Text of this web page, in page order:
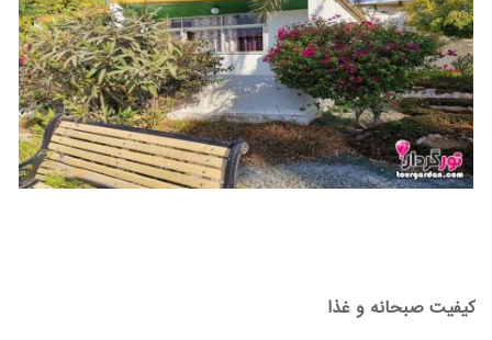
کیفیت صبحانه و غذا